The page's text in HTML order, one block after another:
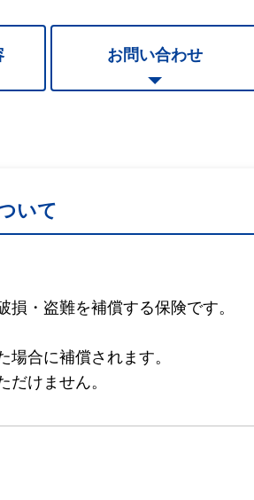
お問い合わせ
いて
・盗難を補償する保険です。
場合に補償されます。
けません。